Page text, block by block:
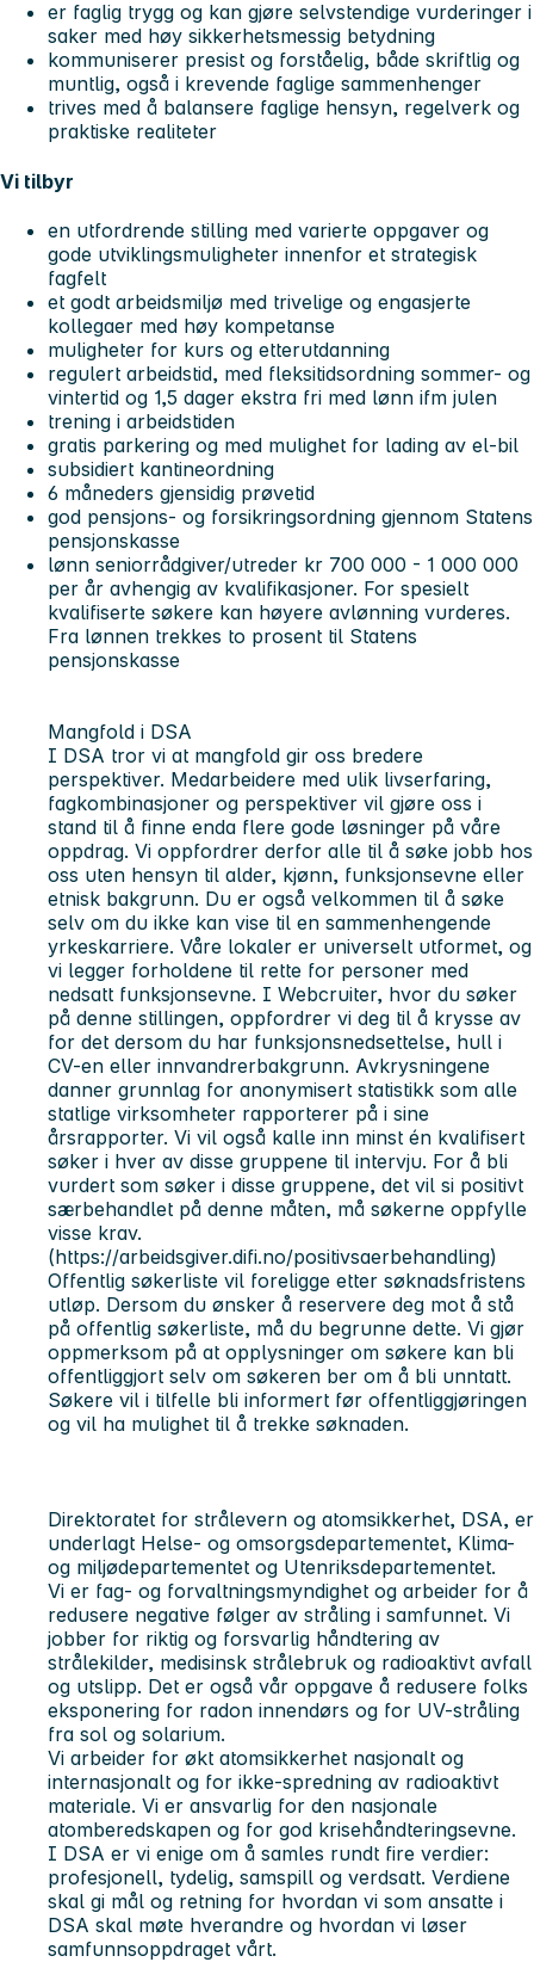
er faglig trygg og kan gjøre selvstendige vurderinger i
saker med høy sikkerhetsmessig betydning
kommuniserer presist og forståelig, både skriftlig og
muntlig, også i krevende faglige sammenhenger
trives med å balansere faglige hensyn, regelverk og
praktiske realiteter
Vi tilbyr
en utfordrende stilling med varierte oppgaver og
gode utviklingsmuligheter innenfor et strategisk
fagfelt
et godt arbeidsmiljø med trivelige og engasjerte
kollegaer med høy kompetanse
muligheter for kurs og etterutdanning
regulert arbeidstid, med fleksitidsordning sommer- og
vintertid og 1,5 dager ekstra fri med lønn ifm julen
trening i arbeidstiden
gratis parkering og med mulighet for lading av el-bil
subsidiert kantineordning
6 måneders gjensidig prøvetid
god pensjons- og forsikringsordning gjennom Statens
pensjonskasse
lønn seniorrådgiver/utreder kr 700 000 - 1 000 000
per år avhengig av kvalifikasjoner. For spesielt
kvalifiserte søkere kan høyere avlønning vurderes.
Fra lønnen trekkes to prosent til Statens
pensjonskasse
Mangfold i DSA
I DSA tror vi at mangfold gir oss bredere
perspektiver. Medarbeidere med ulik livserfaring,
fagkombinasjoner og perspektiver vil gjøre oss i
stand til å finne enda flere gode løsninger på våre
oppdrag. Vi oppfordrer derfor alle til å søke jobb hos
oss uten hensyn til alder, kjønn, funksjonsevne eller
etnisk bakgrunn. Du er også velkommen til å søke
selv om du ikke kan vise til en sammenhengende
yrkeskarriere. Våre lokaler er universelt utformet, og
vi legger forholdene til rette for personer med
nedsatt funksjonsevne. I Webcruiter, hvor du søker
på denne stillingen, oppfordrer vi deg til å krysse av
for det dersom du har funksjonsnedsettelse, hull i
CV-en eller innvandrerbakgrunn. Avkrysningene
danner grunnlag for anonymisert statistikk som alle
statlige virksomheter rapporterer på i sine
årsrapporter. Vi vil også kalle inn minst én kvalifisert
søker i hver av disse gruppene til intervju. For å bli
vurdert som søker i disse gruppene, det vil si positivt
særbehandlet på denne måten, må søkerne oppfylle
visse krav.
(https://arbeidsgiver.difi.no/positivsaerbehandling)
Offentlig søkerliste vil foreligge etter søknadsfristens
utløp. Dersom du ønsker å reservere deg mot å stå
på offentlig søkerliste, må du begrunne dette. Vi gjør
oppmerksom på at opplysninger om søkere kan bli
offentliggjort selv om søkeren ber om å bli unntatt.
Søkere vil i tilfelle bli informert før offentliggjøringen
og vil ha mulighet til å trekke søknaden.
Direktoratet for strålevern og atomsikkerhet, DSA, er
underlagt Helse- og omsorgsdepartementet, Klima-
og miljødepartementet og Utenriksdepartementet.
Vi er fag- og forvaltningsmyndighet og arbeider for å
redusere negative følger av stråling i samfunnet. Vi
jobber for riktig og forsvarlig håndtering av
strålekilder, medisinsk strålebruk og radioaktivt avfall
og utslipp. Det er også vår oppgave å redusere folks
eksponering for radon innendørs og for UV-stråling
fra sol og solarium.
Vi arbeider for økt atomsikkerhet nasjonalt og
internasjonalt og for ikke-spredning av radioaktivt
materiale. Vi er ansvarlig for den nasjonale
atomberedskapen og for god krisehåndteringsevne.
I DSA er vi enige om å samles rundt fire verdier:
profesjonell, tydelig, samspill og verdsatt. Verdiene
skal gi mål og retning for hvordan vi som ansatte i
DSA skal møte hverandre og hvordan vi løser
samfunnsoppdraget vårt.